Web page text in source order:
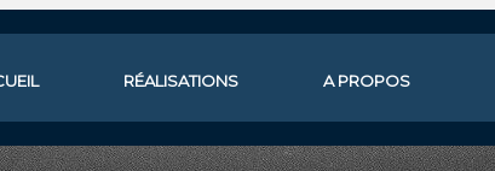
RÉALISATIONS A PROPOS